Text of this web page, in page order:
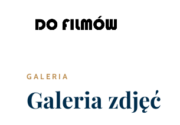
GALERIA
Galeria zdjęć